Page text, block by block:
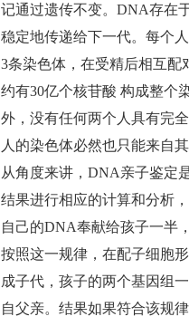
记通过遗传不变。DNA存在
稳定地传递给下一代。每个
3条染色体，在受精后相互配
约有30亿个核苷酸 构成整个
外，没有任何两个人具有完
人的染色体必然也只能来自
从角度来讲，DNA亲子鉴定
结果进行相应的计算和分析
自己的DNA奉献给孩子一半
按照这一规律，在配子细胞
成子代，孩子的两个基因组
自父亲。结果如果符合该规